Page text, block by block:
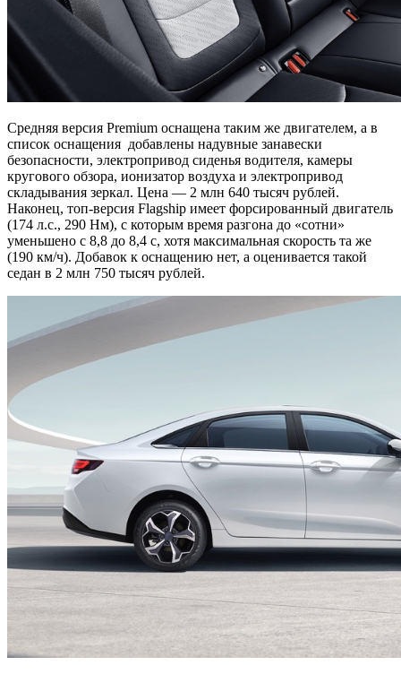
Средняя версия Premium оснащена таким же двигателем, а в
список оснащения добавлены надувные занавески
безопасности, электропривод сиденья водителя, камеры
кругового обзора, ионизатор воздуха и электропривод
складывания зеркал. Цена — 2 млн 640 тысяч рублей.
Наконец, топ-версия Flagship имеет форсированный двигатель
(174 л.с., 290 Нм), с которым время разгона до «сотни»
уменьшено с 8,8 до 8,4 с, хотя максимальная скорость та же
(190 км/ч). Добавок к оснащению нет, а оценивается такой
седан в 2 млн 750 тысяч рублей.